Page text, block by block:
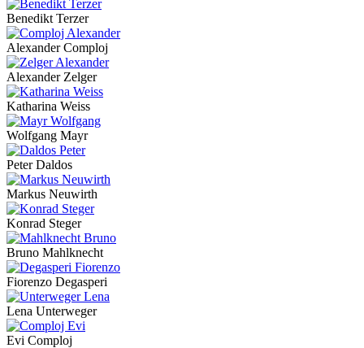
Benedikt Terzer
Alexander Comploj
Alexander Zelger
Katharina Weiss
Wolfgang Mayr
Peter Daldos
Markus Neuwirth
Konrad Steger
Bruno Mahlknecht
Fiorenzo Degasperi
Lena Unterweger
Evi Comploj